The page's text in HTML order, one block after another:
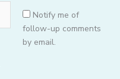
Notify me of
follow-up comments
by email.